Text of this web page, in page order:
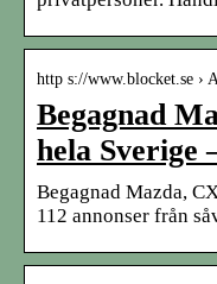
http s://www.blocket.se ›
Begagnad
hela Sverige
Begagnad Mazda,
112 annonser från